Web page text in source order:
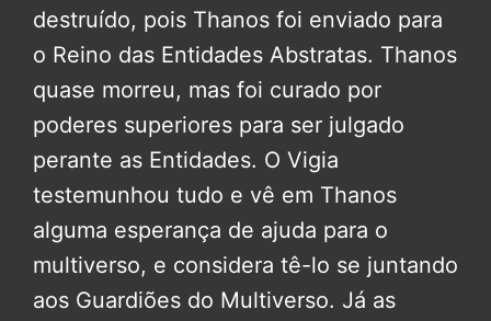
destruído, pois Thanos foi enviado para
o Reino das Entidades Abstratas. Thanos
quase morreu, mas foi curado por
poderes superiores para ser julgado
perante as Entidades. O Vigia
testemunhou tudo e vê em Thanos
alguma esperança de ajuda para o
multiverso, e considera tê-lo se juntando
aos Guardiões do Multiverso. Já as